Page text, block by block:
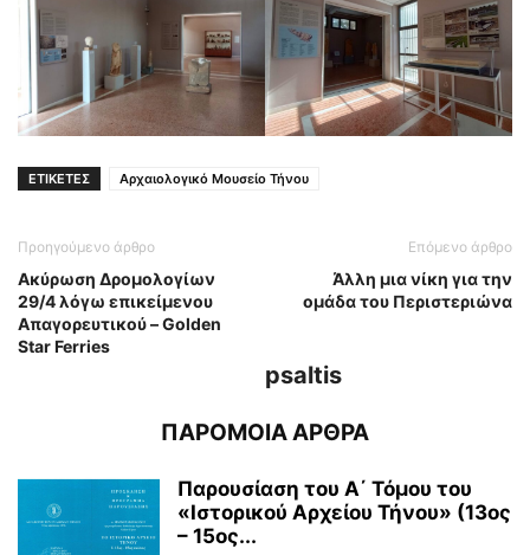
ΕΤΙΚΕΤΕΣ Αρχαιολογικό Μουσείο Τήνου
Προηγούμενο άρθρο
Ακύρωση Δρομολογίων
29/4 λόγω επικείμενου
Απαγορευτικού – Golden
Star Ferries
Επόμενο άρθρο
Άλλη μια νίκη για την
ομάδα του Περιστεριώνα
psaltis
ΠΑΡΟΜΟΙΑ ΑΡΘΡΑ
Παρουσίαση του Α΄ Τόμου του
«Ιστορικού Αρχείου Τήνου» (13ος
– 15ος...